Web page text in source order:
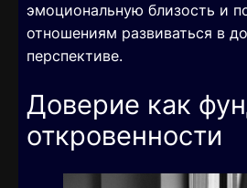
эмоциональную близость и
отношениям развиваться в
перспективе.
Доверие как
откровенности